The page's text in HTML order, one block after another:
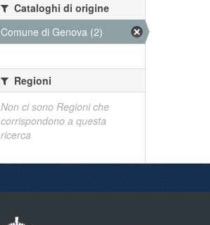
Cataloghi di origine
Comune di Genova (2)
Regioni
Non ci sono Regioni che
corrispondono a questa
ricerca